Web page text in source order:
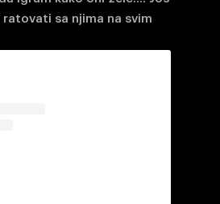
sa njima na svim